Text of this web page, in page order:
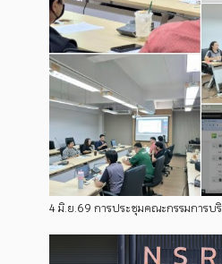
4 มิ.ย.69 การประชุมคณะกรรมการบ